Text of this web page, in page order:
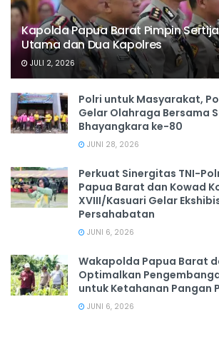
Kapolda Papua Barat Pimpin
Utama dan Dua Kapolres
JULI 2, 2026
Polri untuk Masyarakat,
Gelar Olahraga Bersama
Bhayangkara ke-80
JUNI 28, 2026
‎Perkuat Sinergitas TNI-
Papua Barat dan Kowad
XVIII/Kasuari Gelar
Persahabatan
JUNI 6, 2026
Wakapolda Papua Barat
Optimalkan
untuk Ketahanan Pangan
JUNI 6, 2026